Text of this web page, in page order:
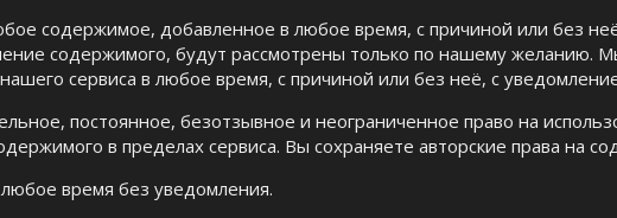
содержимое, добавленное в любое время, с причиной или без
содержимого, будут рассмотрены только по нашему желанию.
сервиса в любое время, с причиной или без неё, с
постоянное, безотзывное и неограниченное право на
в пределах сервиса. Вы сохраняете авторские права на
время без уведомления.